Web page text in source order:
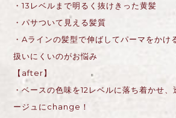
・13レベルまで明るく抜けきった黄髪
・パサついて見える髪質
・Aラインの髪型で伸ばしてパーマをかけ
扱いにくいのがお悩み
【after】
・ベースの色味を12レベルに落ち着かせ
ージュにchange！